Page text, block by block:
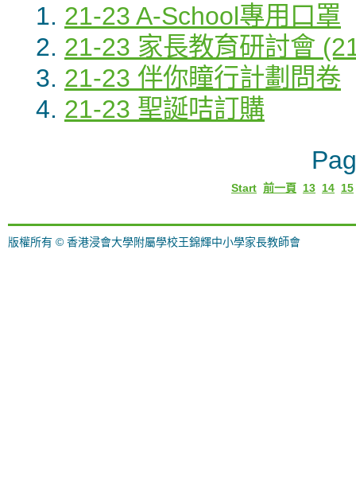
21-23 A-School專用口罩
21-23 家長教育研討會
21-23 伴你瞳行計劃問卷
21-23 聖誕咭訂購
Start 前一頁 13 14 15
版權所有 © 香港浸會大學附屬學校王錦輝中小學家長教師會